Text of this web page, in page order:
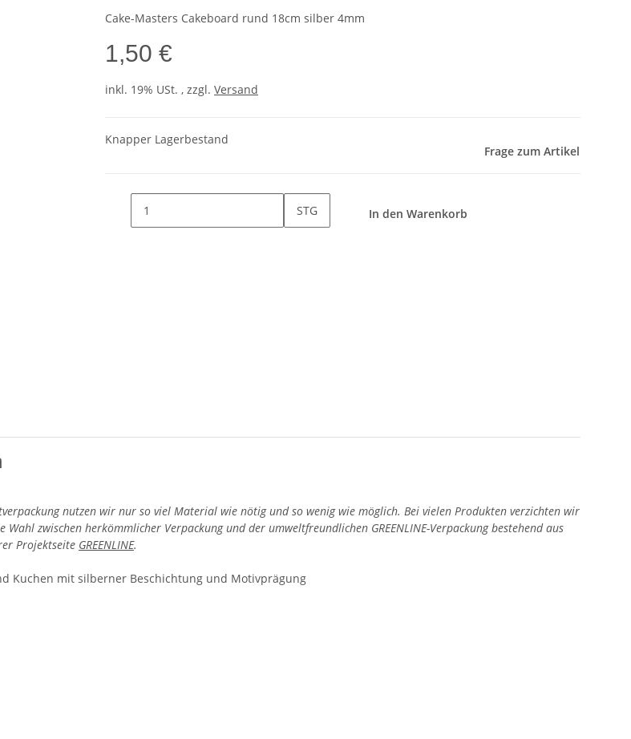
Cake-Masters Cakeboard rund 18cm silber 4mm
1,50 €
inkl. 19% USt. , zzgl. Versand
Knapper Lagerbestand
Frage zum Artikel
STG In den Warenkorb
nutzen wir nur so viel Material wie nötig und so wenig wie möglich. Bei vielen Produkten verzichten wir
zwischen herkömmlicher Verpackung und der umweltfreundlichen GREENLINE-Verpackung bestehend aus
Projektseite GREENLINE.
Kuchen mit silberner Beschichtung und Motivprägung